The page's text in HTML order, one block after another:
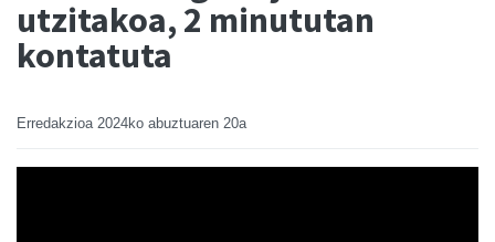
utzitakoa, 2 minututan
kontatuta
Erredakzioa 2024ko abuztuaren 20a